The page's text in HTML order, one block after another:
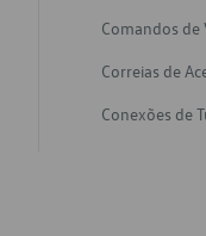
Comandos de
Correias de
Conexões de
Varetas de